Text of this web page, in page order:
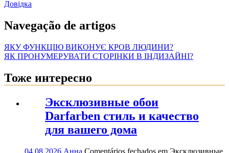
Довідка
Navegação de artigos
ЯКУ ФУНКЦІЮ ВИКОНУЄ КРОВ ЛЮДИНИ?
ЯК ПРОНУМЕРУВАТИ СТОРІНКИ В ІНДИЗАЙНІ?
Тоже интересно
Эксклюзивные обои
Darfarben стиль и качество
для вашего дома
04.08.2026 Анна Comentários fechados em Эксклюзивные